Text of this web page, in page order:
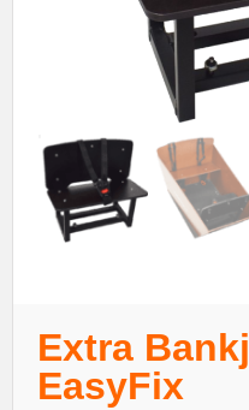
Extra
EasyFix